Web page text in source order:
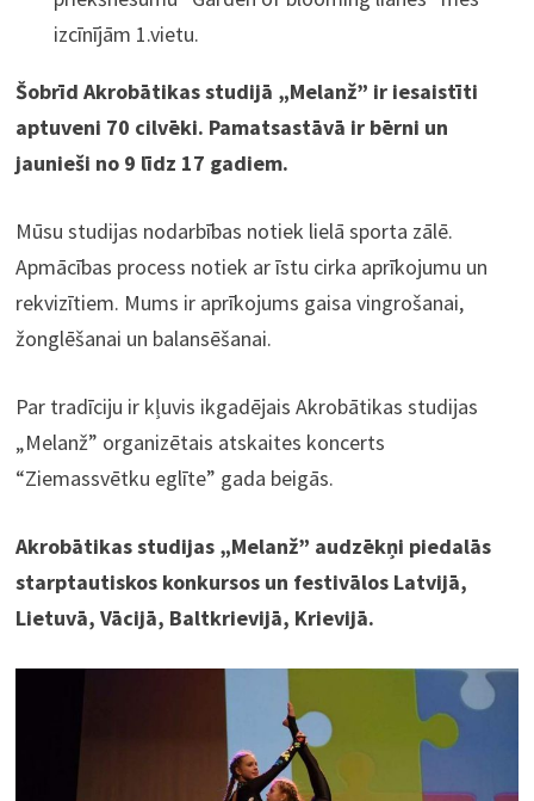
izcīnījām 1.vietu.
Šobrīd Akrobātikas studijā „Melanž” ir iesaistīti
aptuveni 70 cilvēki. Pamatsastāvā ir bērni un
jaunieši no 9 līdz 17 gadiem.
Mūsu studijas nodarbības notiek lielā sporta zālē.
Apmācības process notiek ar īstu cirka aprīkojumu un
rekvizītiem. Mums ir aprīkojums gaisa vingrošanai,
žonglēšanai un balansēšanai.
Par tradīciju ir kļuvis ikgadējais Akrobātikas studijas
„Melanž” organizētais atskaites koncerts
“Ziemassvētku eglīte” gada beigās.
Akrobātikas studijas „Melanž” audzēkņi piedalās
starptautiskos konkursos un festivālos Latvijā,
Lietuvā, Vācijā, Baltkrievijā, Krievijā.